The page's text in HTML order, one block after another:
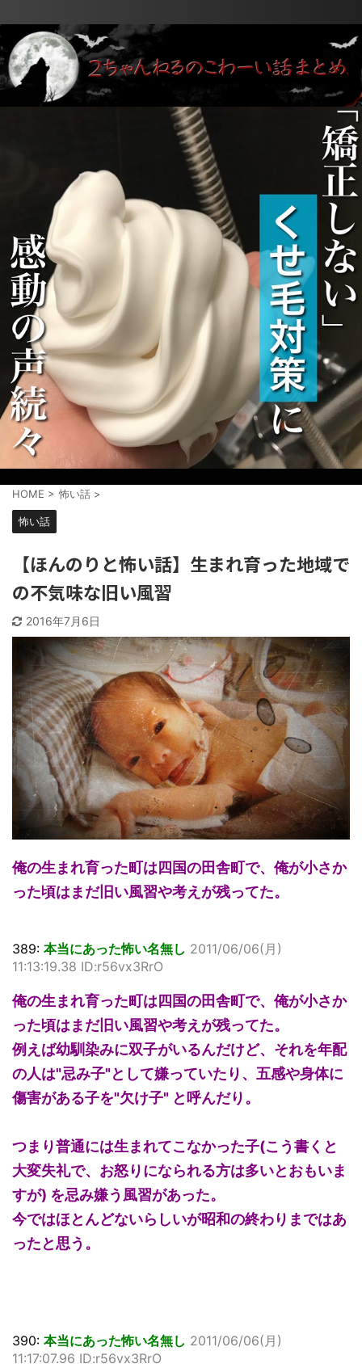
HOME > 怖い話 >
怖い話
【ほんのりと怖い話】生まれ育った地域で
の不気味な旧い風習
2016年7月6日
俺の生まれ育った町は四国の田舎町で、俺が小さか
った頃はまだ旧い風習や考えが残ってた。
389: 本当にあった怖い名無し 2011/06/06(月)
11:13:19.38 ID:r56vx3RrO
俺の生まれ育った町は四国の田舎町で、俺が小さか
った頃はまだ旧い風習や考えが残ってた。
例えば幼馴染みに双子がいるんだけど、それを年配
の人は"忌み子"として嫌っていたり、五感や身体に
傷害がある子を"欠け子" と呼んだり。
つまり普通には生まれてこなかった子(こう書くと
大変失礼で、お怒りになられる方は多いとおもいま
すが) を忌み嫌う風習があった。
今ではほとんどないらしいが昭和の終わりまではあ
ったと思う。
390: 本当にあった怖い名無し 2011/06/06(月)
11:17:07.96 ID:r56vx3RrO